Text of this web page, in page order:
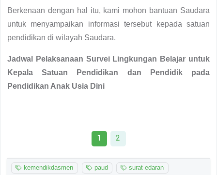
Berkenaan dengan hal itu, kami mohon bantuan Saudara
untuk menyampaikan informasi tersebut kepada satuan
pendidikan di wilayah Saudara.
Jadwal Pelaksanaan Survei Lingkungan Belajar untuk
Kepala Satuan Pendidikan dan Pendidik pada
Pendidikan Anak Usia Dini
1 2
kemendikdasmen paud surat-edaran